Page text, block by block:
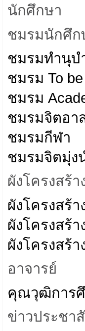
นักศึกษา
ชมรมนักศึก
ชมรมทำนุบ
ชมรม To
ชมรม
ชมรมจิตอา
ชมรมกีฬา
ชมรมจิตมุ่ง
ผังโครงสร้
ผังโครงสร้
ผังโครงสร้
ผังโครงสร้
อาจารย์
คุณวุฒิการศึ
ข่าวประชา